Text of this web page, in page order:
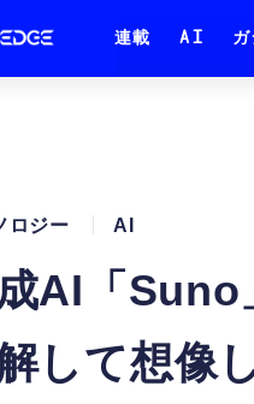
連載 AI ガ
AI「
して想像
ロジー AI